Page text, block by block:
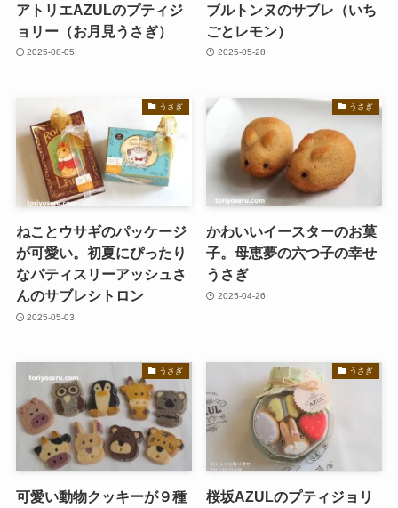
アトリエAZULのプティジ
ョリー（お月見うさぎ）
2025-08-05
ブルトンヌのサブレ（いち
ごとレモン）
2025-05-28
うさぎ
ねことウサギのパッケージ
が可愛い。初夏にぴったり
なパティスリーアッシュさ
んのサブレシトロン
2025-05-03
うさぎ
かわいいイースターのお菓
子。母恵夢の六つ子の幸せ
うさぎ
2025-04-26
うさぎ
可愛い動物クッキーが９種
うさぎ
桜坂AZULのプティジョリ